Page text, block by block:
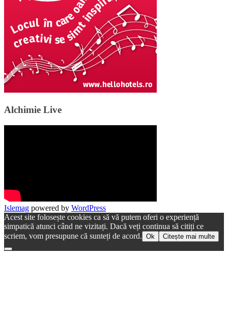
Alchimie Live
Islemag powered by WordPress
Acest site folosește cookies ca să vă putem oferi o experiență
simpatică atunci când ne vizitați. Dacă veți continua să citiți ce
scriem, vom presupune că sunteți de acord. Ok Citește mai multe